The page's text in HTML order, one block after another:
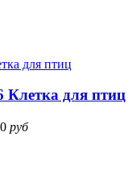
Клетка для птиц
руб